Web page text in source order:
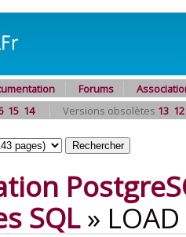
Forums
15 14 Versions obsolètes 13 12
SQL» LOAD